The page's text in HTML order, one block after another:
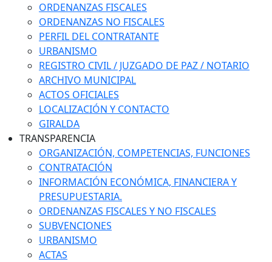
ORDENANZAS FISCALES
ORDENANZAS NO FISCALES
PERFIL DEL CONTRATANTE
URBANISMO
REGISTRO CIVIL / JUZGADO DE PAZ / NOTARIO
ARCHIVO MUNICIPAL
ACTOS OFICIALES
LOCALIZACIÓN Y CONTACTO
GIRALDA
TRANSPARENCIA
ORGANIZACIÓN, COMPETENCIAS, FUNCIONES
CONTRATACIÓN
INFORMACIÓN ECONÓMICA, FINANCIERA Y
PRESUPUESTARIA.
ORDENANZAS FISCALES Y NO FISCALES
SUBVENCIONES
URBANISMO
ACTAS